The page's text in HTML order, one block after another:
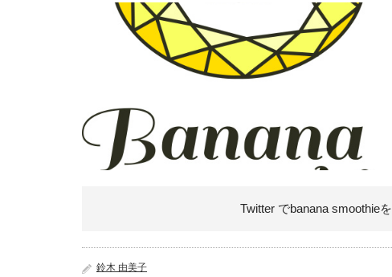
Twitter でbanana smoothieを
鈴木 由美子